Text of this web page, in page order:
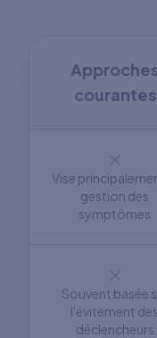
Approches
courantes
Vise
gestion des
symptômes
Souvent basée
l'évitement des
déclencheurs